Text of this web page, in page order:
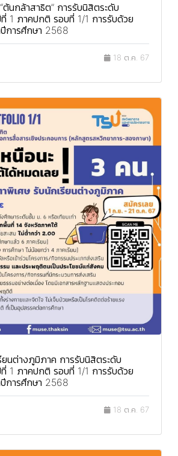
ต้นกล้าสาธิต” การรับนิสิตระดับ
1 ภาคปกติ รอบที่ 1/1 การรับด้วย
การศึกษา 2568
18 ต.ค. 67
ยนต่างภูมิภาค การรับนิสิตระดับ
1 ภาคปกติ รอบที่ 1/1 การรับด้วย
การศึกษา 2568
18 ต.ค. 67